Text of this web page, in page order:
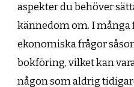
aspekter du behöver
kännedom om. I
ekonomiska frågor
bokföring, vilket kan
någon som aldrig